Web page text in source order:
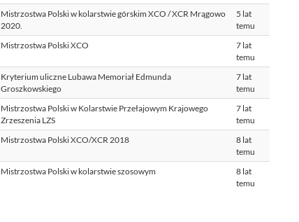
Mistrzostwa Polski w kolarstwie górskim XCO / XCR Mrągowo
2020.
5 lat
temu
Mistrzostwa Polski XCO
7 lat
temu
Kryterium uliczne Lubawa Memoriał Edmunda
Groszkowskiego
7 lat
temu
Mistrzostwa Polski w Kolarstwie Przełajowym Krajowego
Zrzeszenia LZS
7 lat
temu
Mistrzostwa Polski XCO/XCR 2018
8 lat
temu
Mistrzostwa Polski w kolarstwie szosowym
8 lat
temu